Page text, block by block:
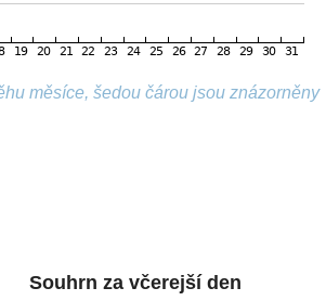
měsíce, šedou čárou jsou znázorněny
Souhrn za včerejší den